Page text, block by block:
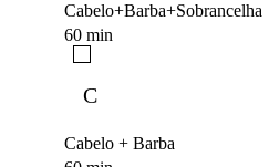
Cabelo+Barba+Sobrancelha
60 min
C
Cabelo + Barba